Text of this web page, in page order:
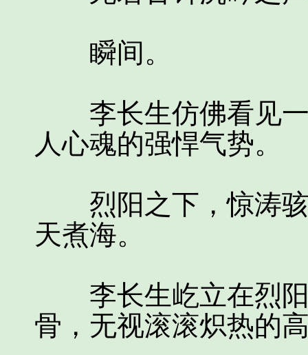
瞬间。
李长生仿佛看见一
人心魂的强悍气势。
烈阳之下，惊涛骇
天煮海。
李长生屹立在烈阳
骨，无视滚滚炽热的